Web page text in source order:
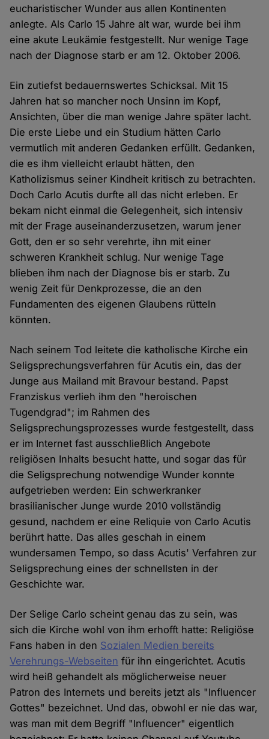
eucharistischer Wunder aus allen Kontinenten
anlegte. Als Carlo 15 Jahre alt war, wurde bei ihm
eine akute Leukämie festgestellt. Nur wenige Tage
nach der Diagnose starb er am 12. Oktober 2006.
Ein zutiefst bedauernswertes Schicksal. Mit 15
Jahren hat so mancher noch Unsinn im Kopf,
Ansichten, über die man wenige Jahre später lacht.
Die erste Liebe und ein Studium hätten Carlo
vermutlich mit anderen Gedanken erfüllt. Gedanken,
die es ihm vielleicht erlaubt hätten, den
Katholizismus seiner Kindheit kritisch zu betrachten.
Doch Carlo Acutis durfte all das nicht erleben. Er
bekam nicht einmal die Gelegenheit, sich intensiv
mit der Frage auseinanderzusetzen, warum jener
Gott, den er so sehr verehrte, ihn mit einer
schweren Krankheit schlug. Nur wenige Tage
blieben ihm nach der Diagnose bis er starb. Zu
wenig Zeit für Denkprozesse, die an den
Fundamenten des eigenen Glaubens rütteln
könnten.
Nach seinem Tod leitete die katholische Kirche ein
Seligsprechungsverfahren für Acutis ein, das der
Junge aus Mailand mit Bravour bestand. Papst
Franziskus verlieh ihm den "heroischen
Tugendgrad"; im Rahmen des
Seligsprechungsprozesses wurde festgestellt, dass
er im Internet fast ausschließlich Angebote
religiösen Inhalts besucht hatte, und sogar das für
die Seligsprechung notwendige Wunder konnte
aufgetrieben werden: Ein schwerkranker
brasilianischer Junge wurde 2010 vollständig
gesund, nachdem er eine Reliquie von Carlo Acutis
berührt hatte. Das alles geschah in einem
wundersamen Tempo, so dass Acutis' Verfahren zur
Seligsprechung eines der schnellsten in der
Geschichte war.
Der Selige Carlo scheint genau das zu sein, was
sich die Kirche wohl von ihm erhofft hatte: Religiöse
Fans haben in den Sozialen Medien bereits
Verehrungs-Webseiten für ihn eingerichtet. Acutis
wird heiß gehandelt als möglicherweise neuer
Patron des Internets und bereits jetzt als "Influencer
Gottes" bezeichnet. Und das, obwohl er nie das war,
was man mit dem Begriff "Influencer" eigentlich